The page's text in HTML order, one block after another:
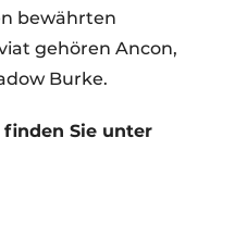
bewährten
gehören Ancon,
Burke.
Sie unter